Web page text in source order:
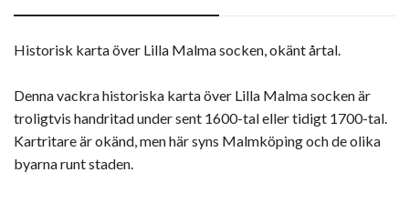
Historisk karta över Lilla Malma socken, okänt årtal.
Denna vackra historiska karta över Lilla Malma socken är
troligtvis handritad under sent 1600-tal eller tidigt 1700-tal.
Kartritare är okänd, men här syns Malmköping och de olika
byarna runt staden.